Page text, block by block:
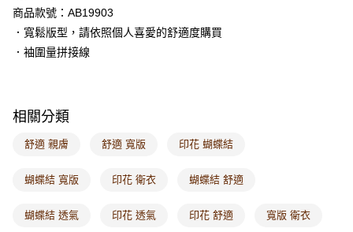
付款後7-11取貨
每筆NT$60，滿NT$1,000(含以上)免運費
付款後門市自取
每筆NT$60，滿NT$1,000(含以上)免運費
商品款號：AB19903
．寬鬆版型，請依照個人喜愛的舒適度購買
．袖圍量拼接線
相關分類
舒適 親膚 舒適 寬版 印花 蝴蝶結
蝴蝶結 寬版 印花 衛衣 蝴蝶結 舒適
蝴蝶結 透氣 印花 透氣 印花 舒適 寬版 衛衣